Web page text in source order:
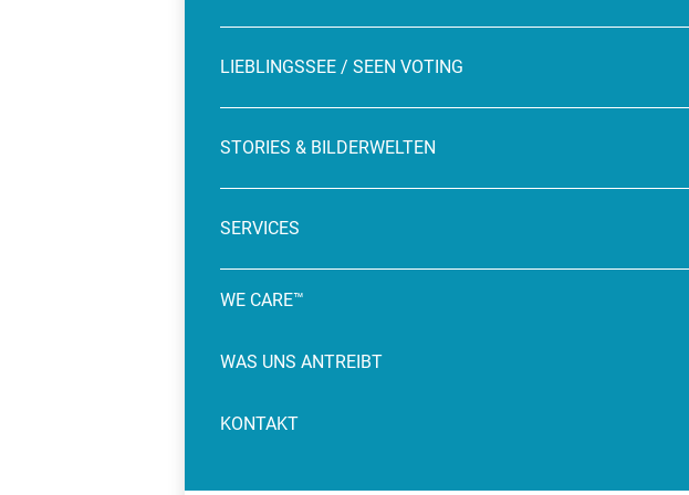
LIEBLINGSSEE / SEEN VOTING
STORIES & BILDERWELTEN
SERVICES
WE CARE™
WAS UNS ANTREIBT
KONTAKT